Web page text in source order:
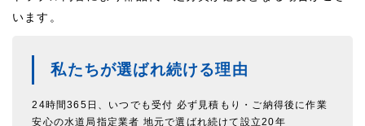
います。
私たちが選ばれ続ける理由
24時間365日、いつでも受付 必ず見積もり・ご納得後に作業
安心の水道局指定業者 地元で選ばれ続けて設立20年